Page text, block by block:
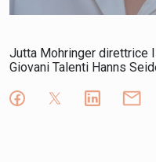
Jutta Mohringer direttrice
Giovani Talenti Hanns